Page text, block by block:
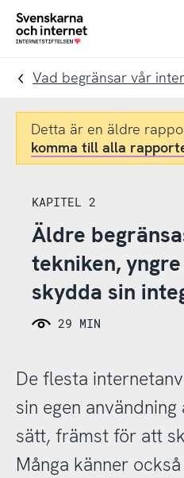
Till
navigation
Till
innehåll
To
Detta är en äldre
komma till alla
KAPITEL 2
Äldre
tekniken,
skydda sin
29 MIN
De flesta
sin egen
sätt, främst för att
Många känner